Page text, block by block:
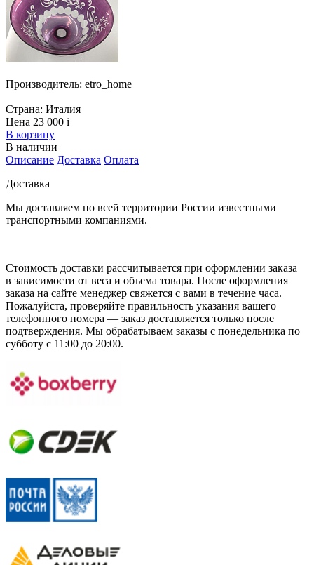
Производитель: etro_home
Страна: Италия
Цена 23 000 i
В корзину
В наличии
Описание Доставка Оплата
Доставка
Мы доставляем по всей территории России известными
транспортными компаниями.
Стоимость доставки рассчитывается при оформлении заказа
в зависимости от веса и объема товара. После оформления
заказа на сайте менеджер свяжется с вами в течение часа.
Пожалуйста, проверяйте правильность указания вашего
телефонного номера — заказ доставляется только после
подтверждения. Мы обрабатываем заказы с понедельника по
субботу с 11:00 до 20:00.